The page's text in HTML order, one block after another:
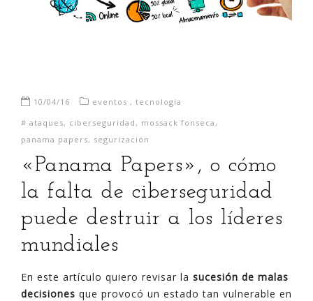
10/04/16 eventos , tecnología
# ataques, ciberseguridad , mossack fonseca ,
panama papers, segurización
«Panama Papers», o cómo
la falta de ciberseguridad
puede destruir a los líderes
mundiales
En este artículo quiero revisar la sucesión de malas
decisiones que provocó un estado tan vulnerable en